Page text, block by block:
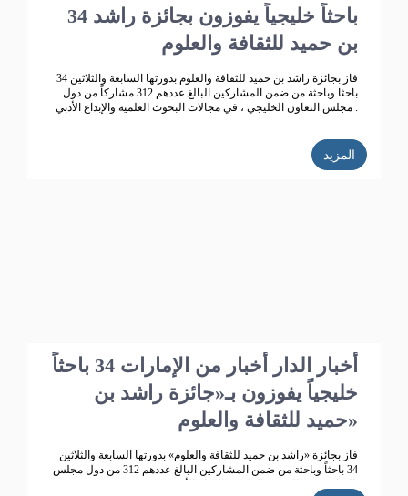
34 باحثاً خليجياً يفوزون بجائزة راشد
بن حميد للثقافة والعلوم
فاز بجائزة راشد بن حميد للثقافة والعلوم بدورتها السابعة والثلاثين 34
باحثا وباحثة من ضمن المشاركين البالغ عددهم 312 مشاركاً من دول
مجلس التعاون الخليجي ، في مجالات البحوث العلمية والإبداع الأدبي .
المزيد
أخبار الدار أخبار من الإمارات 34 باحثاً
خليجياً يفوزون بـ«جائزة راشد بن
حميد للثقافة والعلوم»
فاز بجائزة «راشد بن حميد للثقافة والعلوم» بدورتها السابعة والثلاثين
34 باحثاً وباحثة من ضمن المشاركين البالغ عددهم 312 من دول مجلس